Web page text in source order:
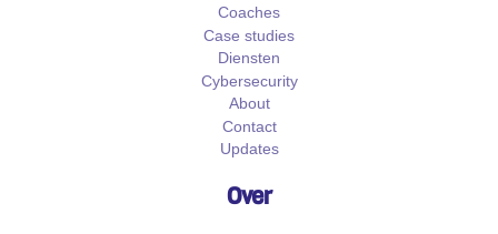
Coaches
Case studies
Diensten
Cybersecurity
About
Contact
Updates
Over